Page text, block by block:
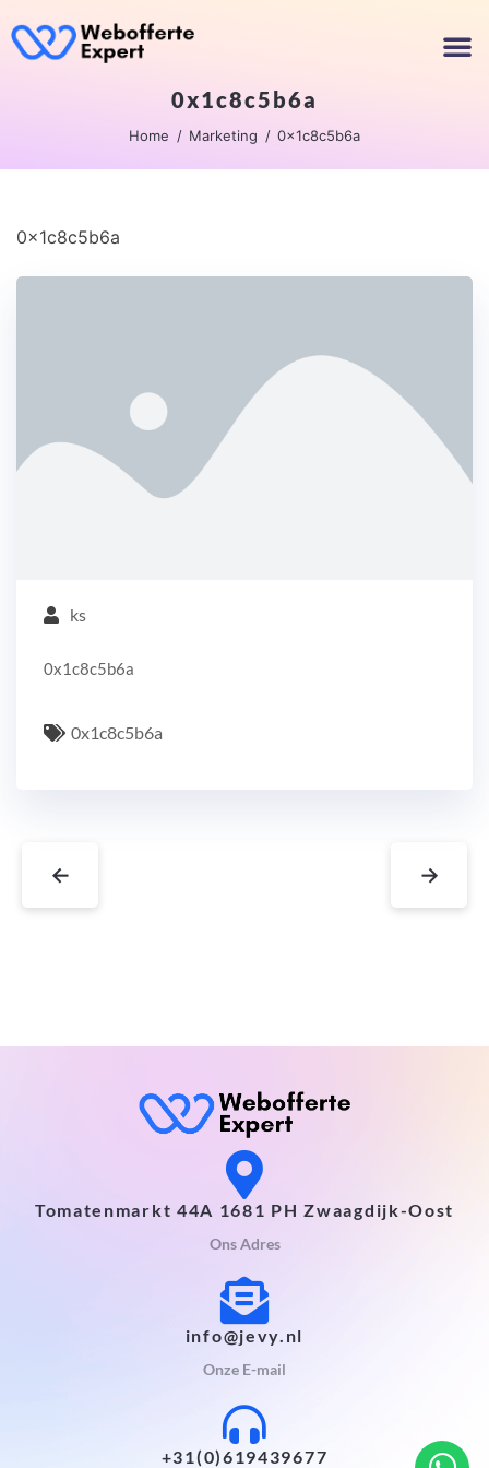
0x1c8c5b6a
Home Marketing 0x1c8c5b6a
0x1c8c5b6a
ks
0x1c8c5b6a
0x1c8c5b6a
← →
Tomatenmarkt 44A 1681 PH Zwaagdijk-Oost
Ons Adres
info@jevy.nl
Onze E-mail
+31(0)619439677